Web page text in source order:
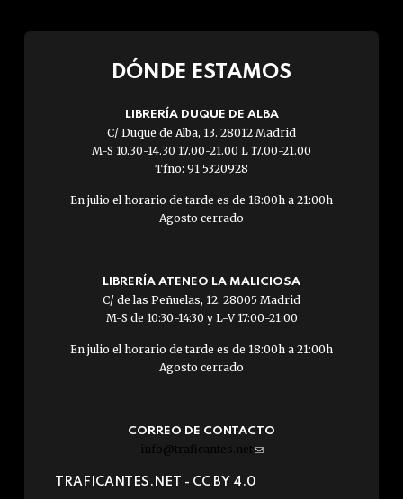
DÓNDE ESTAMOS
LIBRERÍA DUQUE DE ALBA
C/ Duque de Alba, 13. 28012 Madrid
M-S 10.30-14.30 17.00-21.00 L 17.00-21.00
Tfno: 91 5320928
En julio el horario de tarde es de 18:00h a 21:00h
Agosto cerrado
LIBRERÍA ATENEO LA MALICIOSA
C/ de las Peñuelas, 12. 28005 Madrid
M-S de 10:30-14:30 y L-V 17:00-21:00
En julio el horario de tarde es de 18:00h a 21:00h
Agosto cerrado
CORREO DE CONTACTO
info@traficantes.net (link
e-
TRAFICANTES.NET - CC BY 4.0